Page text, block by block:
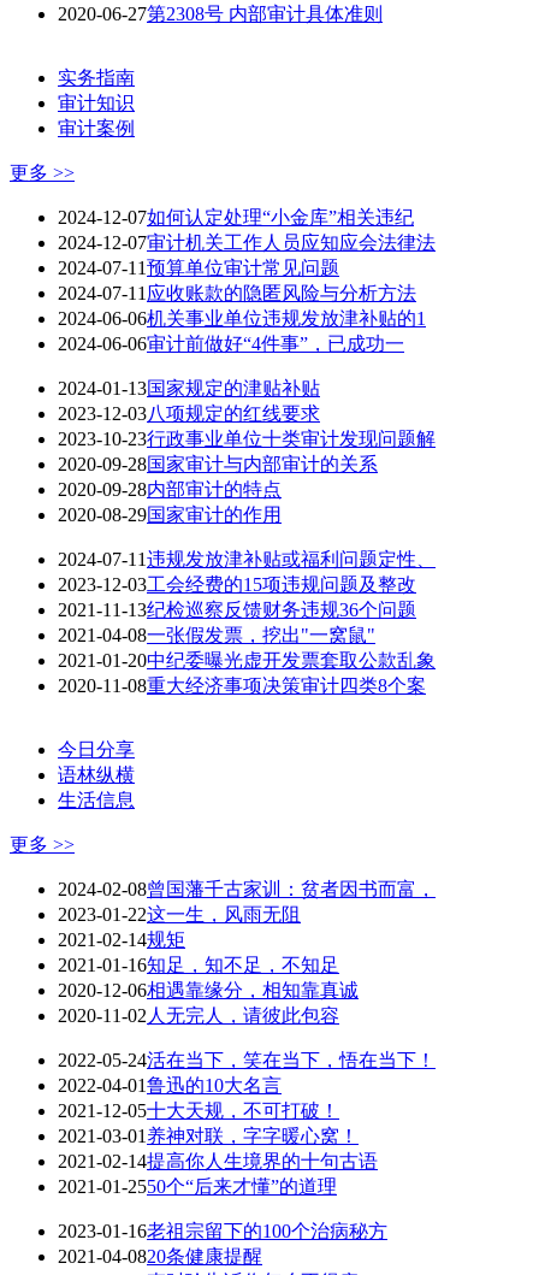
2020-06-27第2308号 内部审计具体准则
实务指南
审计知识
审计案例
更多 >>
2024-12-07如何认定处理“小金库”相关违纪
2024-12-07审计机关工作人员应知应会法律法
2024-07-11预算单位审计常见问题
2024-07-11 应收账款的隐匿风险与分析方法
2024-06-06机关事业单位违规发放津补贴的1
2024-06-06审计前做好“4件事”，已成功一
2024-01-13国家规定的津贴补贴
2023-12-03八项规定的红线要求
2023-10-23行政事业单位十类审计发现问题解
2020-09-28国家审计与内部审计的关系
2020-09-28内部审计的特点
2020-08-29国家审计的作用
2024-07-11违规发放津补贴或福利问题定性、
2023-12-03工会经费的15项违规问题及整改
2021-11-13纪检巡察反馈财务违规36个问题
2021-04-08一张假发票，挖出"一窝鼠"
2021-01-20中纪委曝光虚开发票套取公款乱象
2020-11-08重大经济事项决策审计四类8个案
今日分享
语林纵横
生活信息
更多 >>
2024-02-08曾国藩千古家训：贫者因书而富，
2023-01-22这一生，风雨无阻
2021-02-14规矩
2021-01-16知足，知不足，不知足
2020-12-06相遇靠缘分，相知靠真诚
2020-11-02 人无完人，请彼此包容
2022-05-24活在当下，笑在当下，悟在当下！
2022-04-01鲁迅的10大名言
2021-12-05十大天规，不可打破！
2021-03-01 养神对联，字字暖心窝！
2021-02-14提高你人生境界的十句古语
2021-01-2550个“后来才懂”的道理
2023-01-16老祖宗留下的100个治病秘方
2021-04-0820条健康提醒